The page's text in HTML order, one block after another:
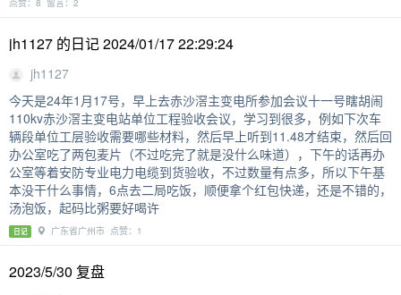
jh1127 的日记 2024/01/17 22:29:24
jh1127
今天是24年1月17号，早上去赤沙滘主变电所参加会议十一号瞎胡闹
110kv赤沙滘主变电站单位工程验收会议，学习到很多，例如下次车
辆段单位工层验收需要哪些材料，然后早上听到11.48才结束，然后回
办公室吃了两包麦片（不过吃完了就是没什么味道），下午的话再办
公室等着安防专业电力电缆到货验收，不过数量有点多，所以下午基
本没干什么事情，6点去二局吃饭，顺便拿个红包快递，还是不错的，
汤泡饭，起码比粥要好喝许
日记 广东省广州市 点赞：1
2023/5/30 复盘